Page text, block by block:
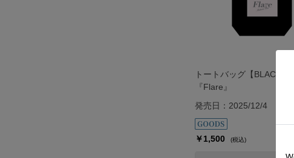
トートバッグ【BLACK】／
『Flare』
発売日：2025/12/4
￥1,500 (税込)